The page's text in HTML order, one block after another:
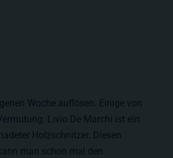
Woche auflösen. Einige von
Livio De Marchi ist ein
Holzschnitzer. Diesen
man schon mal den